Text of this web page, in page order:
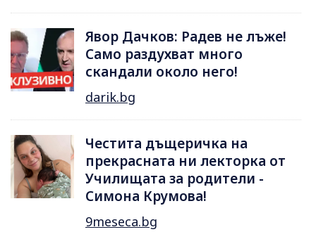
Явор Дачков: Радев не лъже!
Само раздухват много
скандали около него!
darik.bg
Честита дъщеричка на
прекрасната ни лекторка от
Училищата за родители -
Симона Крумова!
9meseca.bg